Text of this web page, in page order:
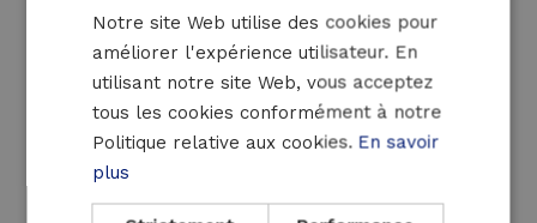
Pour les gros consommateurs de chaleur ou
de vapeur, il existe également des solutions
hybrides qui peuvent utiliser à la fois les
combustibles conventionnels et l’électricité
comme sources d’énergie. Elles peuvent
passer rapidement d’une source à l’autre en
FRENCH
Notre site Web utilise des cookies pour
améliorer l'expérience utilisateur. En
utilisant notre site Web, vous acceptez
tous les cookies conformément à notre
Politique relative aux cookies. En savoir
plus